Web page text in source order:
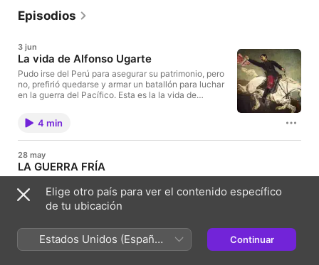
Episodios
3 jun
La vida de Alfonso Ugarte
Pudo irse del Perú para asegurar su patrimonio, pero
no, prefirió quedarse y armar un batallón para luchar
en la guerra del Pacífico. Esta es la la vida de
4 min
28 may
LA GUERRA FRÍA
tensión políticas y militares.
22 may.
Elige otro país para ver el contenido específico
de tu ubicación
Estados Unidos (Español
México)
Continuar